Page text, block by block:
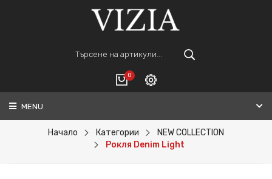
0
ВАШАТА КОЛИЧКА Е ПРАЗНА.
Регистрация
MENU
Начало Категории
NEW COLLECTION
Рокля Denim Light